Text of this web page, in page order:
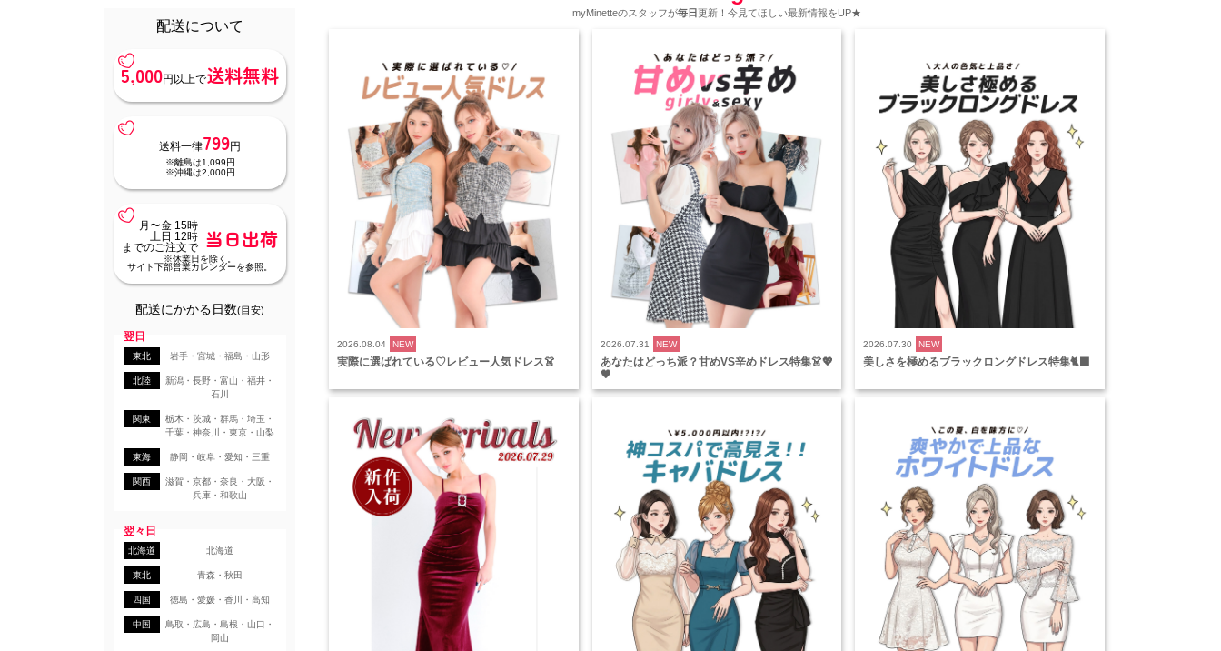
配送について
5,000円以上で送料無料
送料一律799円
※離島は1,099円
※沖縄は2,000円
月〜金 15時
土日 12時
までのご注文で
当日出荷
※休業日を除く。
サイト下部営業カレンダーを参照。
配送にかかる日数(目安)
翌日
東北 岩手・宮城・福島・山形
北陸
新潟・長野・富山・福井・
石川
関東
栃木・茨城・群馬・埼玉・
千葉・神奈川・東京・山梨
東海 静岡・岐阜・愛知・三重
関西
滋賀・京都・奈良・大阪・
兵庫・和歌山
翌々日
北海道 北海道
東北 青森・秋田
四国 徳島・愛媛・香川・高知
中国
鳥取・広島・島根・山口・
岡山
myMinetteのスタッフが毎日更新！今見てほしい最新情報をUP★
2026.08.04 NEW
実際に選ばれている♡レビュー人気ドレス👗
2026.07.31 NEW
あなたはどっち派？甘めVS辛めドレス特集👗💖
🖤
2026.07.30 NEW
美しさを極めるブラックロングドレス特集🐈‍⬛